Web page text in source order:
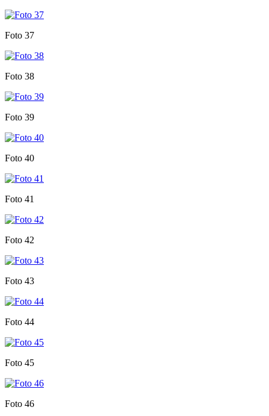
Foto 37
Foto 38
Foto 39
Foto 40
Foto 41
Foto 42
Foto 43
Foto 44
Foto 45
Foto 46